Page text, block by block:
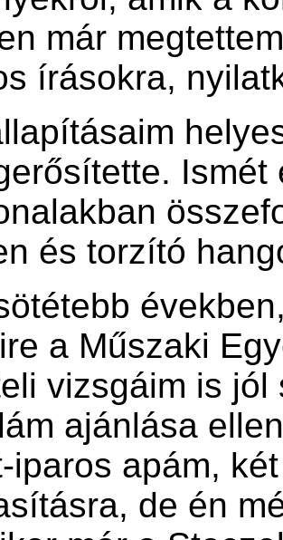
már
írásokra,
és torzító
a Műszaki
vizsgáim is
ajánlása
iparos apám,
de én